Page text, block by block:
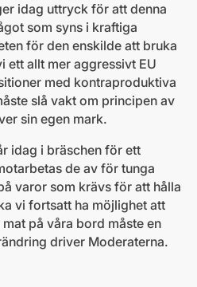
idag uttryck för att denna
som syns i kraftiga
för den enskilde att bruka
ett allt mer aggressivt EU
med kontraproduktiva
slå vakt om principen av
sin egen mark.
idag i bräschen för ett
de av för tunga
varor som krävs för att hålla
vi fortsatt ha möjlighet att
på våra bord måste en
driver Moderaterna.